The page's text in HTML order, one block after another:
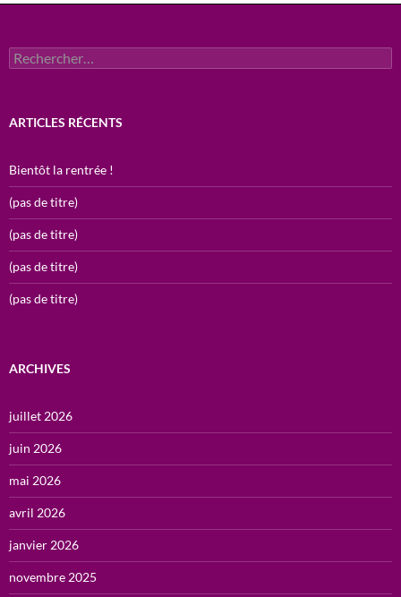
Rechercher :
ARTICLES RÉCENTS
Bientôt la rentrée !
(pas de titre)
(pas de titre)
(pas de titre)
(pas de titre)
ARCHIVES
juillet 2026
juin 2026
mai 2026
avril 2026
janvier 2026
novembre 2025